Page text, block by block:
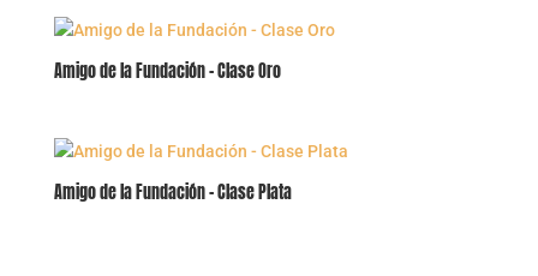
Amigo de la Fundación – Clase Oro
Amigo de la Fundación – Clase Plata